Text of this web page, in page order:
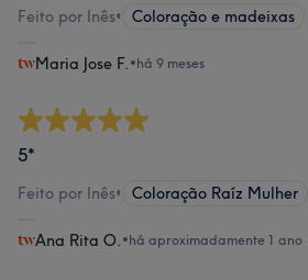
Feito por Inês• Coloração e madeixas
Maria Jose F. •há 9 meses
5*
Feito por Inês• Coloração Raíz Mulher
Ana Rita O. •há aproximadamente 1 ano